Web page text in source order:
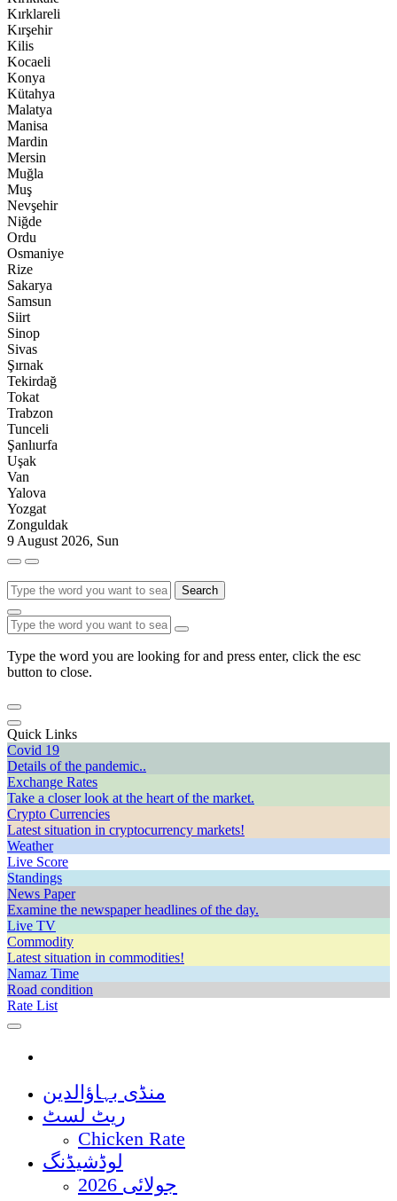
Kırklareli
Kırşehir
Kilis
Kocaeli
Konya
Kütahya
Malatya
Manisa
Mardin
Mersin
Muğla
Muş
Nevşehir
Niğde
Ordu
Osmaniye
Rize
Sakarya
Samsun
Siirt
Sinop
Sivas
Şırnak
Tekirdağ
Tokat
Trabzon
Tunceli
Şanlıurfa
Uşak
Van
Yalova
Yozgat
Zonguldak
9 August 2026, Sun
Search
Type the word you are looking for and press enter, click the esc
button to close.
Quick Links
Covid 19
Details of the pandemic..
Exchange Rates
Take a closer look at the heart of the market.
Crypto Currencies
Latest situation in cryptocurrency markets!
Weather
Live Score
Standings
News Paper
Examine the newspaper headlines of the day.
Live TV
Commodity
Latest situation in commodities!
Namaz Time
Road condition
Rate List
منڈی بہاؤالدین
ریٹ لسٹ
Chicken Rate
لوڈشیڈنگ
جولائی 2026